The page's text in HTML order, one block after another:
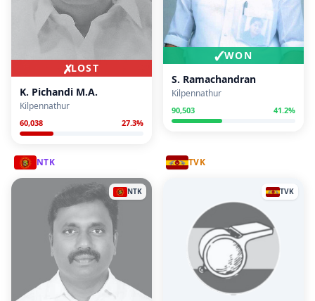
✗LOST
K. Pichandi M.A.
Kilpennathur
60,038 27.3%
✓WON
S. Ramachandran
Kilpennathur
90,503 41.2%
NTK
NTK
TVK
TVK